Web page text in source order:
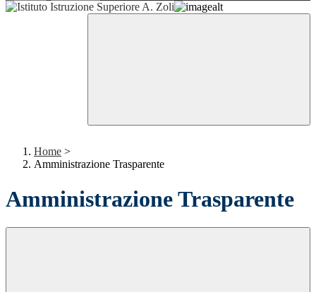
Home >
Amministrazione Trasparente
Amministrazione Trasparente